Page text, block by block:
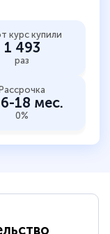
курс купили
1 493
раз
Рассрочка
18 мес.
0%